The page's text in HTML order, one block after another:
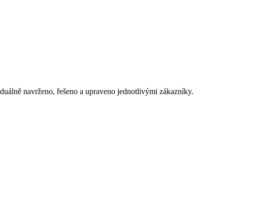
navrženo, řešeno a upraveno jednotlivými zákazníky.